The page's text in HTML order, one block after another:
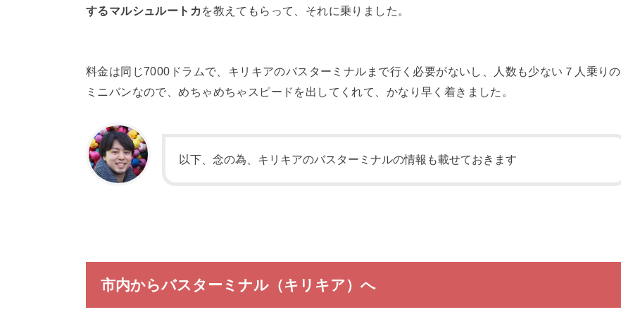
するマルシュルートカ を教えてもらって、それに乗りました。
料金は同じ7000ドラムで、キリキアのバスターミナルまで行く必要がないし、人数も少ない７人乗りの
ミニバンなので、めちゃめちゃスピードを出してくれて、かなり早く着きました。
以下、念の為、キリキアのバスターミナルの情報も載せておきます
市内からバスターミナル（キリキア）へ